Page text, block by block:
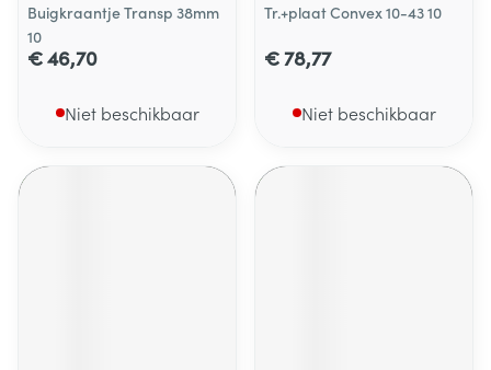
Buigkraantje Transp 38mm
10
€ 46,70
Niet beschikbaar
Tr.+plaat Convex 10-43 10
€ 78,77
Niet beschikbaar